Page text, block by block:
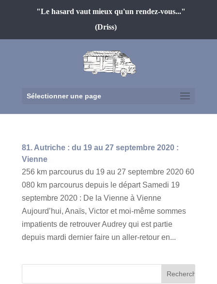
"Le hasard vaut mieux qu'un rendez-vous..."
(Driss)
Sélectionner une page
81. Autriche : du 19 au 27 septembre 2020 :
Vienne
256 km parcourus du 19 au 27 septembre 2020 60
080 km parcourus depuis le départ Samedi 19
septembre 2020 : De la Vienne à Vienne
Aujourd’hui, Anaïs, Victor et moi-même sommes
impatients de retrouver Audrey qui est partie
depuis mardi dernier faire un aller-retour en...